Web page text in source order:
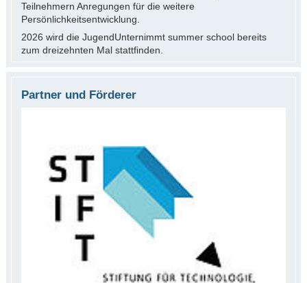
Teilnehmern Anregungen für die weitere
Persönlichkeitsentwicklung.
2026 wird die JugendUnternimmt summer school bereits
zum dreizehnten Mal stattfinden.
Partner und Förderer